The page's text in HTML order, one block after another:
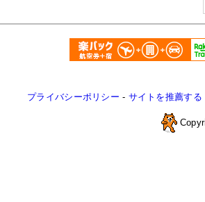
プライバシーポリシー - サイトを推薦する